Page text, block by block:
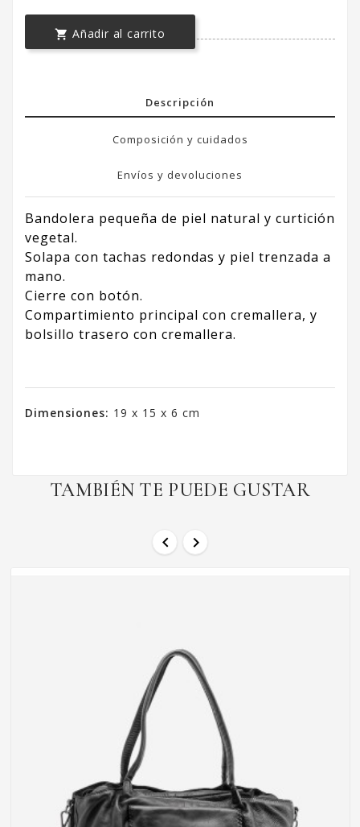
 Añadir al carrito
Descripción
Composición y cuidados
Envíos y devoluciones
Bandolera pequeña de piel natural y curtición
vegetal.
Solapa con tachas redondas y piel trenzada a
mano.
Cierre con botón.
Compartimiento principal con cremallera, y
bolsillo trasero con cremallera.
Dimensiones: 19 x 15 x 6 cm
TAMBIÉN TE PUEDE GUSTAR
 